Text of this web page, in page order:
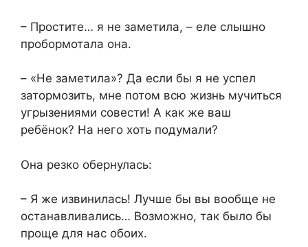
– Простите… я не заметила, – еле слышно
пробормотала она.
– «Не заметила»? Да если бы я не успел
затормозить, мне потом всю жизнь мучиться
угрызениями совести! А как же ваш
ребёнок? На него хоть подумали?
Она резко обернулась:
– Я же извинилась! Лучше бы вы вообще не
останавливались… Возможно, так было бы
проще для нас обоих.